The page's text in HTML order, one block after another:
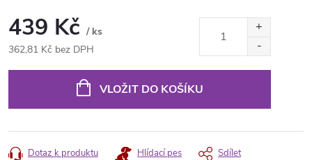
439 Kč / ks
362,81 Kč bez DPH
VLOŽIT DO KOŠÍKU
Dotaz k produktu Hlídací pes Sdílet